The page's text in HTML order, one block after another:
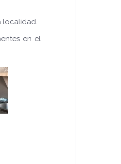
localidad.
en el